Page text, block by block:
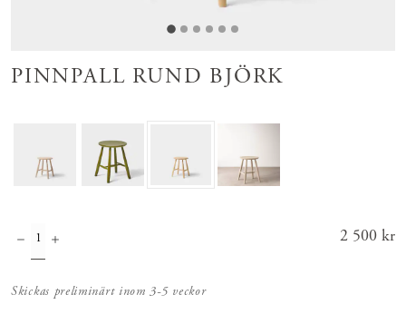
PINNPALL RUND BJÖRK
Pris:
2 500 kr
Skickas preliminärt inom 3-5 veckor